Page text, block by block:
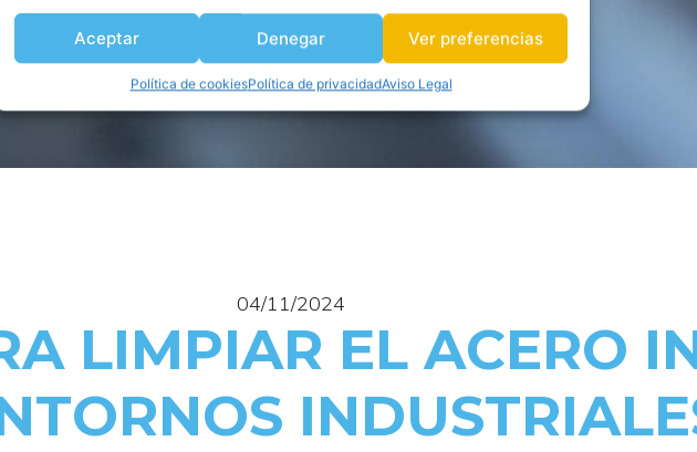
Aceptar Denegar Ver preferencias
Política de cookiesPolítica de privacidadAviso Legal
04/11/2024
LIMPIAR EL ACERO